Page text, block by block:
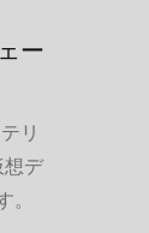
ー
リ
想デ